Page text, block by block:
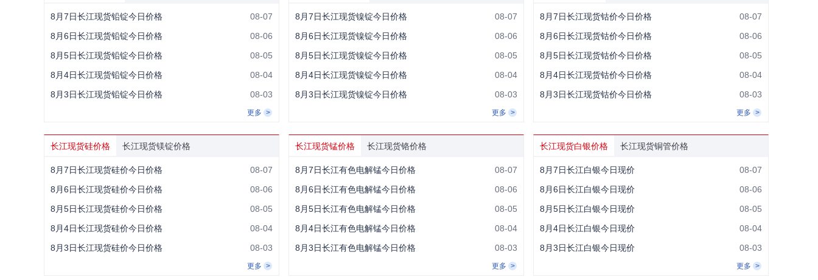
8月7日长江现货铅锭今日价格
08-07
8月6日长江现货铅锭今日价格
08-06
8月5日长江现货铅锭今日价格
08-05
8月4日长江现货铅锭今日价格
08-04
8月3日长江现货铅锭今日价格
08-03
更多
8月7日长江现货镍锭今日价格
08-07
8月6日长江现货镍锭今日价格
08-06
8月5日长江现货镍锭今日价格
08-05
8月4日长江现货镍锭今日价格
08-04
8月3日长江现货镍锭今日价格
08-03
更多
8月7日长江现货钴价今日价格
08-07
8月6日长江现货钴价今日价格
08-06
8月5日长江现货钴价今日价格
08-05
8月4日长江现货钴价今日价格
08-04
8月3日长江现货钴价今日价格
08-03
更多
长江现货硅价格 长江现货镁锭价格
8月7日长江现货硅价今日价格
08-07
8月6日长江现货硅价今日价格
08-06
8月5日长江现货硅价今日价格
08-05
8月4日长江现货硅价今日价格
08-04
8月3日长江现货硅价今日价格
08-03
更多
长江现货锰价格 长江现货铬价格
8月7日长江有色电解锰今日价格
08-07
8月6日长江有色电解锰今日价格
08-06
8月5日长江有色电解锰今日价格
08-05
8月4日长江有色电解锰今日价格
08-04
8月3日长江有色电解锰今日价格
08-03
更多
长江现货白银价格 长江现货铜管价格
8月7日长江白银今日现价
08-07
8月6日长江白银今日现价
08-06
8月5日长江白银今日现价
08-05
8月4日长江白银今日现价
08-04
8月3日长江白银今日现价
08-03
更多